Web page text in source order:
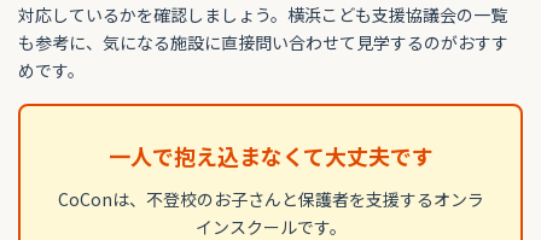
対応しているかを確認しましょう。横浜こども支援協議会の一覧
も参考に、気になる施設に直接問い合わせて見学するのがおすす
めです。
一人で抱え込まなくて大丈夫です
CoConは、不登校のお子さんと保護者を支援するオンラ
インスクールです。